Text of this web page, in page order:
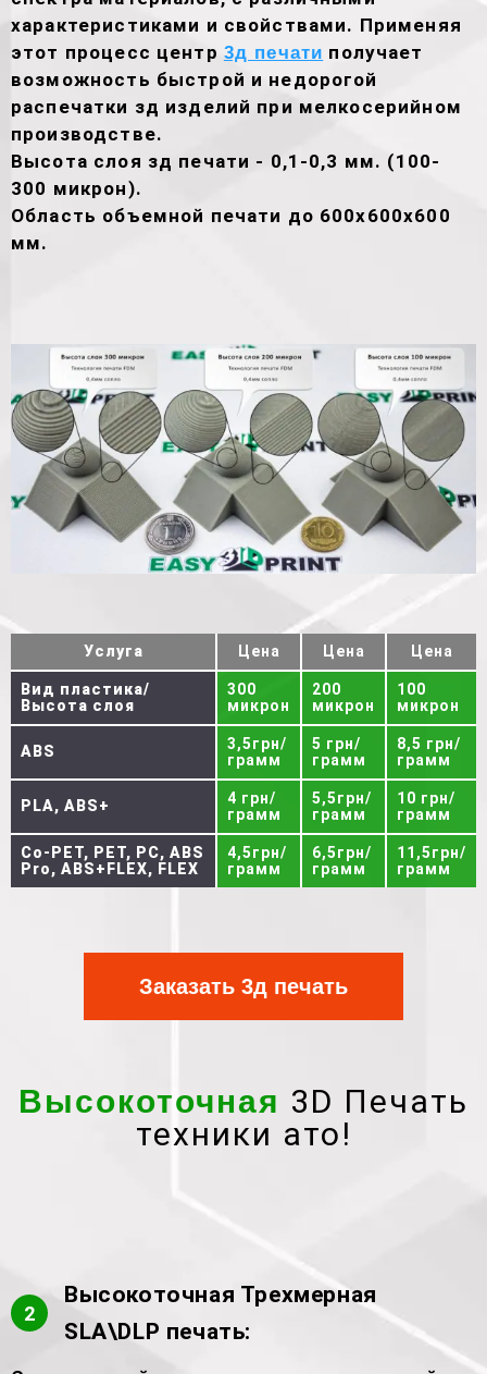
характеристиками и свойствами. Применяя
этот процесс центр 3д печати получает
возможность быстрой и недорогой
распечатки зд изделий при мелкосерийном
производстве.
Высота слоя зд печати - 0,1-0,3 мм. (100-
300 микрон).
Область объемной печати до 600х600х600
мм.
Услуга Цена Цена Цена
Вид пластика/
Высота слоя
300
микрон
200
микрон
100
микрон
ABS
3,5грн/
грамм
5 грн/
грамм
8,5 грн/
грамм
PLA, ABS+
4 грн/
грамм
5,5грн/
грамм
10 грн/
грамм
Co-PET, PET, PC, ABS
Pro, ABS+FLEX, FLEX
4,5грн/
грамм
6,5грн/
грамм
11,5грн/
грамм
Заказать 3д печать
Высокоточная 3D Печать
техники ато!
2
Высокоточная Трехмерная
SLA\DLP печать: